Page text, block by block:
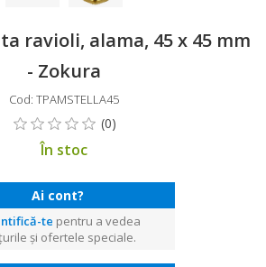
ravioli, alama, 45 x 45 mm
- Zokura
Cod: TPAMSTELLA45
În stoc
Ai cont?
te pentru a vedea
și ofertele speciale.